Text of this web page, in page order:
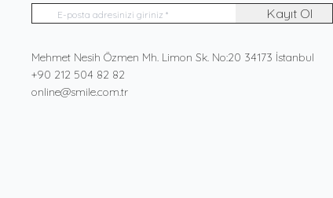
Kayıt Ol
Adres
Mehmet Nesih Özmen Mh. Limon Sk. No:20 34173 İstanbul
Telefon
+90 212 504 82 82
E-Posta
online@smile.com.tr